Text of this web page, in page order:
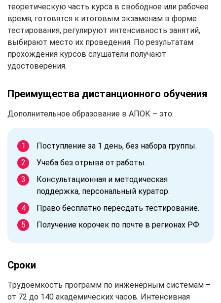
теоретическую часть курса в свободное или рабочее
время, готовятся к итоговым экзаменам в форме
тестирования, регулируют интенсивность занятий,
выбирают место их проведения. По результатам
прохождения курсов слушатели получают
удостоверения.
Преимущества дистанционного обучения
Дополнительное образование в АПОК – это:
Поступление за 1 день, без набора группы.
Учеба без отрыва от работы.
Консультационная и методическая
поддержка, персональный куратор.
Право бесплатно пересдать тестирование.
Получение корочек по почте в регионах РФ.
Сроки
Трудоемкость программ по инженерным системам –
от 72 до 140 академических часов. Интенсивная